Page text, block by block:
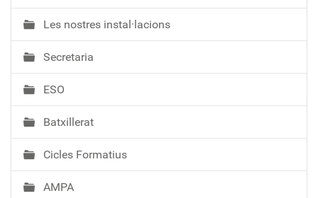
a
v
e
g
a
c
ó
Les nostres instal·lacions
Secretaria
ESO
Batxillerat
Cicles Formatius
AMPA